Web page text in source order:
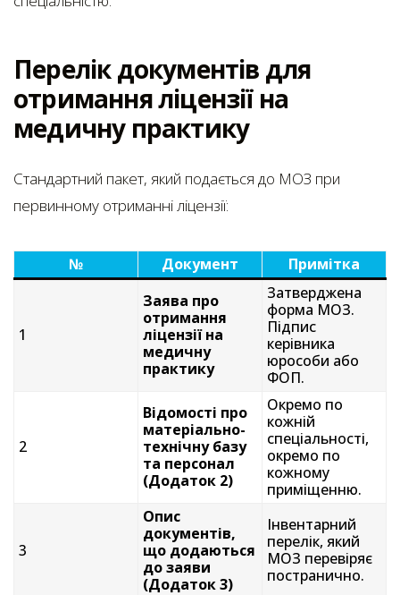
Перелік документів для
отримання ліцензії на
медичну практику
Стандартний пакет, який подається до МОЗ при
первинному отриманні ліцензії:
№ Документ Примітка
1
Заява про
отримання
ліцензії на
медичну
практику
Затверджена
форма МОЗ.
Підпис
керівника
юрособи або
ФОП.
2
Відомості про
матеріально-
технічну базу
та персонал
(Додаток 2)
Окремо по
кожній
спеціальності,
окремо по
кожному
приміщенню.
3
Опис
документів,
що додаються
до заяви
(Додаток 3)
Інвентарний
перелік, який
МОЗ перевіряє
постранично.